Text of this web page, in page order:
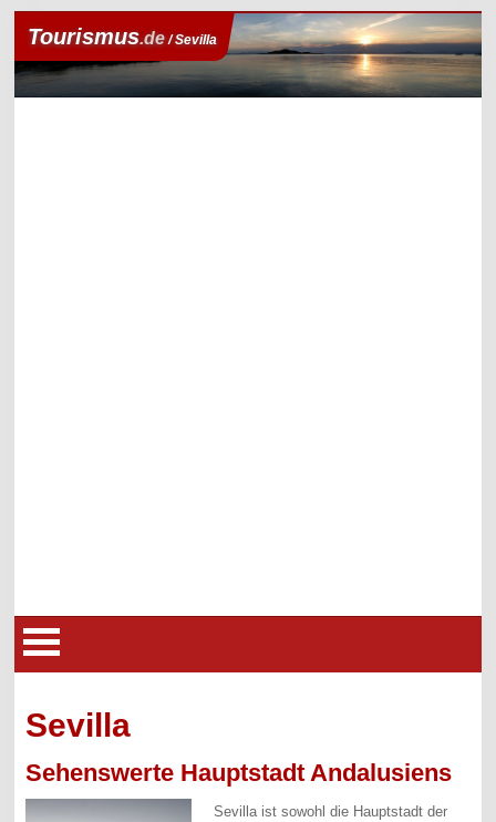
Tourismus.de/ Sevilla
Sevilla
Sehenswerte Hauptstadt Andalusiens
Sevilla ist sowohl die Hauptstadt der